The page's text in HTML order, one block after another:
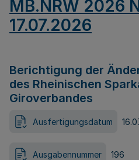
MB.NRW 2026
17.07.2026
Berichtigung der
des Rheinischen
Giroverbandes
Ausfertigungsdatum
Ausgabennummer 196